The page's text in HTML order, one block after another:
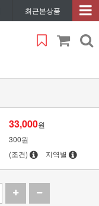
최근본상품
33,000원
300원
(조건) 지역별